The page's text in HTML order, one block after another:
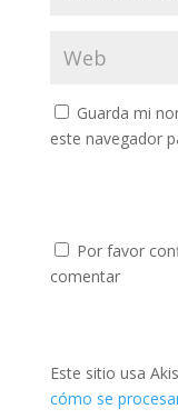
Guarda mi
este navegador
Por favor
comentar
Este sitio usa
cómo se